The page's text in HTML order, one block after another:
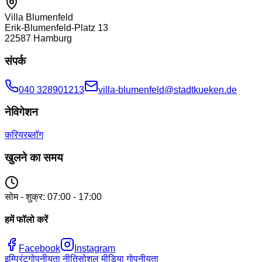
Villa Blumenfeld
Erik-Blumenfeld-Platz 13
22587 Hamburg
संपर्क
040 328901213 villa-blumenfeld@stadtkueken.de
नेविगेशन
करियरब्लॉग
खुलने का समय
सोम - शुक्र: 07:00 - 17:00
हमें फॉलो करें
Facebook
Instagram
इम्प्रिंटगोपनीयता नीतिसोशल मीडिया गोपनीयता